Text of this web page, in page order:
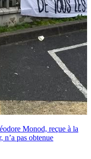
Monod, reçue à la
pas obtenue